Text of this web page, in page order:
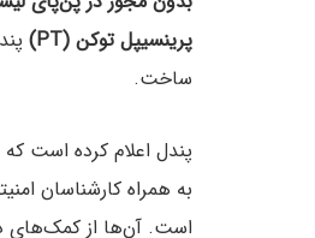
پرینسیپل توکن (PT)
ساخت.
پندل اعلام کرده است
به همراه کارشناسان